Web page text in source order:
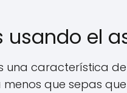
usando el
una característica
que sepas